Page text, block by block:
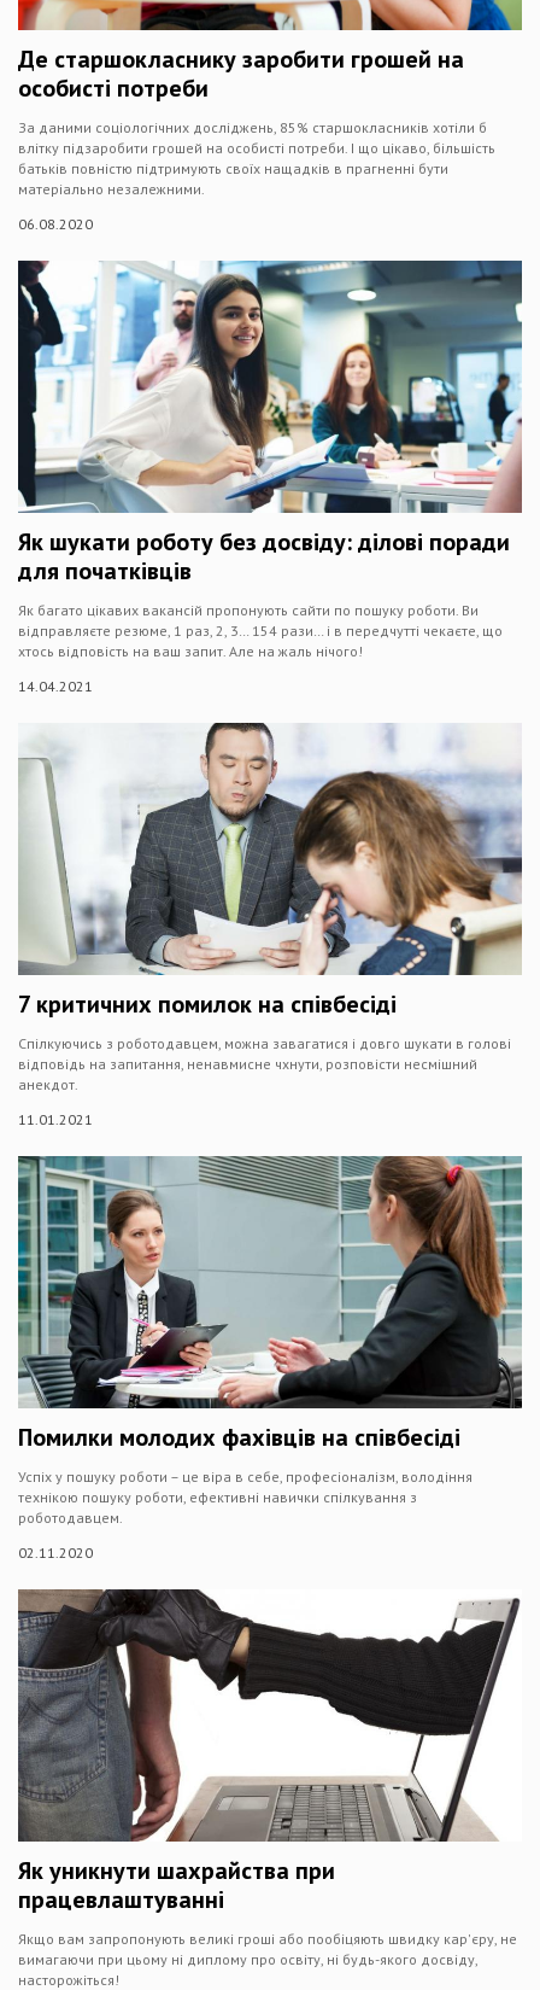
Де старшокласнику заробити грошей на
особисті потреби
За даними соціологічних досліджень, 85% старшокласників хотіли б
влітку підзаробити грошей на особисті потреби. І що цікаво, більшість
батьків повністю підтримують своїх нащадків в прагненні бути
матеріально незалежними.
06.08.2020
Як шукати роботу без досвіду: ділові поради
для початківців
Як багато цікавих вакансій пропонують сайти по пошуку роботи. Ви
відправляєте резюме, 1 раз, 2, 3… 154 рази… і в передчутті чекаєте, що
хтось відповість на ваш запит. Але на жаль нічого!
14.04.2021
7 критичних помилок на співбесіді
Спілкуючись з роботодавцем, можна завагатися і довго шукати в голові
відповідь на запитання, ненавмисне чхнути, розповісти несмішний
анекдот.
11.01.2021
Помилки молодих фахівців на співбесіді
Успіх у пошуку роботи – це віра в себе, професіоналізм, володіння
технікою пошуку роботи, ефективні навички спілкування з
роботодавцем.
02.11.2020
Як уникнути шахрайства при
працевлаштуванні
Якщо вам запропонують великі гроші або пообіцяють швидку кар'єру, не
вимагаючи при цьому ні диплому про освіту, ні будь-якого досвіду,
насторожіться!